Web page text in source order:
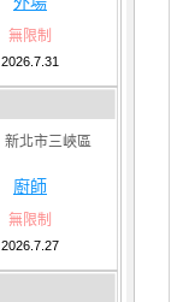
無限制
2026.7.31
新北市三峽區
廚師
無限制
2026.7.27